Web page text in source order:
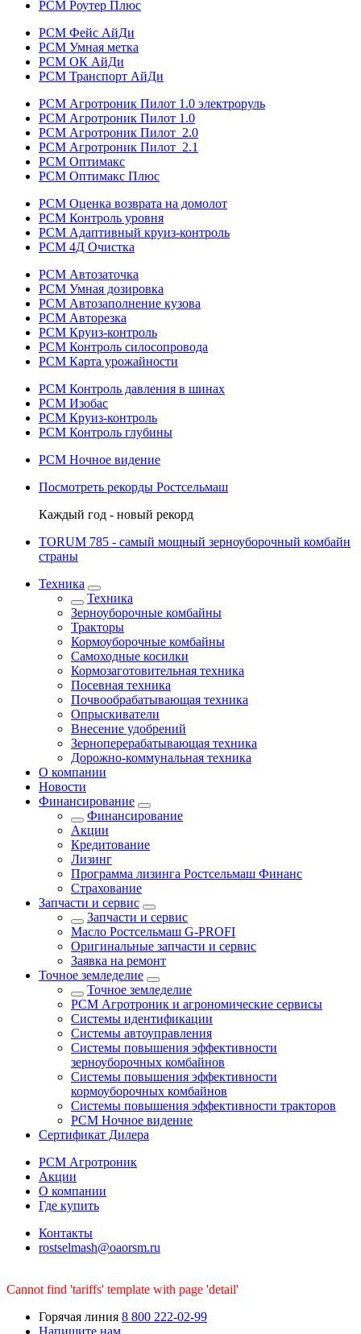
РСМ Роутер Плюс
РСМ Фейс АйДи
РСМ Умная метка
РСМ ОК АйДи
РСМ Транспорт АйДи
РСМ Агротроник Пилот 1.0 электроруль
РСМ Агротроник Пилот 1.0
РСМ Агротроник Пилот 2.0
РСМ Агротроник Пилот 2.1
РСМ Оптимакс
РСМ Оптимакс Плюс
РСМ Оценка возврата на домолот
РСМ Контроль уровня
РСМ Адаптивный круиз-контроль
РСМ 4Д Очистка
РСМ Автозаточка
РСМ Умная дозировка
РСМ Автозаполнение кузова
РСМ Авторезка
РСМ Круиз-контроль
РСМ Контроль силосопровода
РСМ Карта урожайности
РСМ Контроль давления в шинах
РСМ Изобас
РСМ Круиз-контроль
РСМ Контроль глубины
РСМ Ночное видение
Посмотреть рекорды Ростсельмаш
Каждый год - новый рекорд
TORUM 785 - cамый мощный зерноуборочный комбайн
страны
Техника
Техника
Зерноуборочные комбайны
Тракторы
Кормоуборочные комбайны
Самоходные косилки
Кормозаготовительная техника
Посевная техника
Почвообрабатывающая техника
Опрыскиватели
Внесение удобрений
Зерноперерабатывающая техника
Дорожно-коммунальная техника
О компании
Новости
Финансирование
Финансирование
Акции
Кредитование
Лизинг
Программа лизинга Ростсельмаш Финанс
Страхование
Запчасти и сервис
Запчасти и сервис
Масло Ростсельмаш G-PROFI
Оригинальные запчасти и сервис
Заявка на ремонт
Точное земледелие
Точное земледелие
РСМ Агротроник и агрономические сервисы
Системы идентификации
Системы автоуправления
Системы повышения эффективности
зерноуборочных комбайнов
Системы повышения эффективности
кормоуборочных комбайнов
Системы повышения эффективности тракторов
РСМ Ночное видение
Сертификат Дилера
РСМ Агротроник
Акции
О компании
Где купить
Контакты
rostselmash@oaorsm.ru
Cannot find 'tariffs' template with page 'detail'
Горячая линия 8 800 222-02-99
Напишите нам